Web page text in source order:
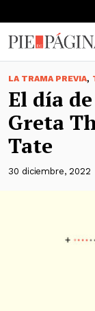
LA TRAMA PREVIA,
El día
Greta
Tate
30 diciembre, 2022